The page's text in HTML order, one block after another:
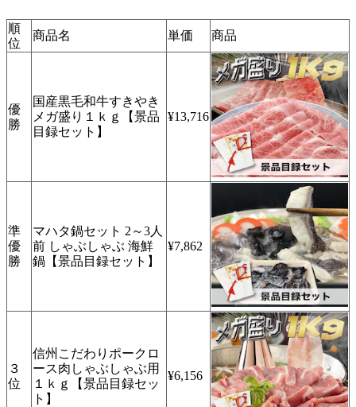
順
位
商品名 単価 商品
優
勝
国産黒毛和牛すきやき
メガ盛り１ｋｇ【景品
目録セット】
¥13,716
準
優
勝
マハタ鍋セット 2～3人
前 しゃぶしゃぶ 海鮮
鍋【景品目録セット】
¥7,862
３
位
信州こだわりポークロ
ース肉しゃぶしゃぶ用
１ｋｇ【景品目録セッ
ト】
¥6,156